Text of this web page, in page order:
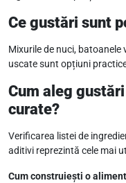
Ce gustări sunt
Mixurile de nuci,
uscate sunt opțiuni
Cum aleg
curate?
Verificarea listei de
aditivi reprezintă cele mai
Cum construiești o